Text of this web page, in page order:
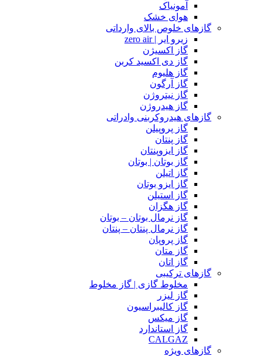
آمونیاک
هوای خشک
گازهای خلوص بالای وارداتی
زیرو ایر | zero air
گاز اکسیژن
گاز دی اکسید کربن
گاز هلیوم
گاز آرگون
گاز نیتروژن
گاز هیدروژن
گازهای هیدروکربنی وادراتی
گاز پروپیلن
گاز پنتان
گاز ایزوپنتان
گاز بوتان | بوتان
گاز اتیلن
گاز ایزو بوتان
گاز استیلن
گاز هگزان
گاز نرمال بوتان – بوتان
گاز نرمال پنتان – پنتان
گاز پروپان
گاز متان
گاز اتان
گازهای ترکیبی
مخلوط گازی | گاز مخلوط
گاز لیزر
گاز کالیبراسیون
گاز میکس
گاز استاندارد
CALGAZ
گازهای ویژه